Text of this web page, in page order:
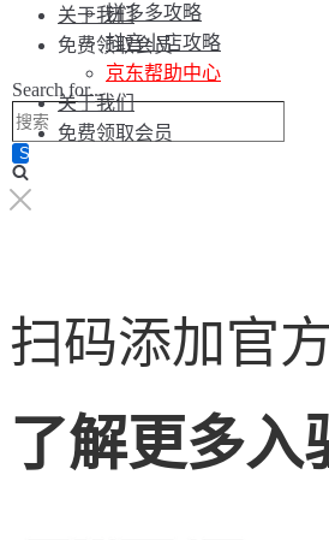
关于我们
免费领取会员
Search for...
拼多多攻略
抖音小店攻略
京东帮助中心
关于我们
免费领取会员
扫码添加官
了解更多入